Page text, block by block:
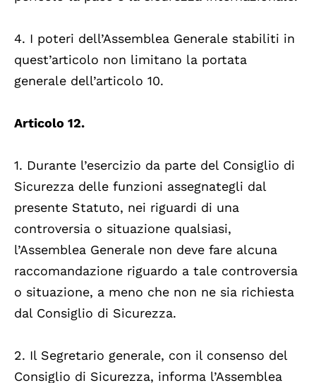
4. I poteri dell’Assemblea Generale stabiliti in
quest’articolo non limitano la portata
generale dell’articolo 10.
Articolo 12.
1. Durante l’esercizio da parte del Consiglio di
Sicurezza delle funzioni assegnategli dal
presente Statuto, nei riguardi di una
controversia o situazione qualsiasi,
l’Assemblea Generale non deve fare alcuna
raccomandazione riguardo a tale controversia
o situazione, a meno che non ne sia richiesta
dal Consiglio di Sicurezza.
2. Il Segretario generale, con il consenso del
Consiglio di Sicurezza, informa l’Assemblea